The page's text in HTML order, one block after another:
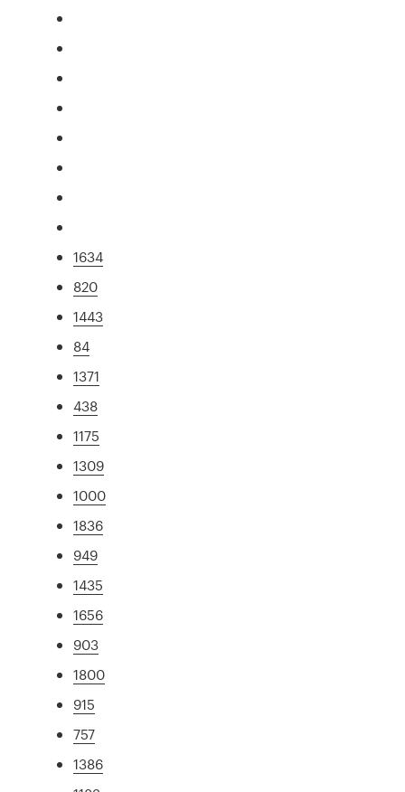
1634
820
1443
84
1371
438
1175
1309
1000
1836
949
1435
1656
903
1800
915
757
1386